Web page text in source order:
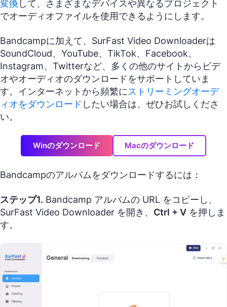
変換 して、さまざまなデバイスや異なるプロジェクト
でオーディオファイルを使用できるようにします。
Bandcampに加えて、SurFast Video Downloaderは
SoundCloud、YouTube、TikTok、Facebook、
Instagram、Twitterなど、多くの他のサイトからビデ
オやオーディオのダウンロードをサポートしていま
す。インターネットから頻繁に ストリーミングオーデ
ィオをダウンロード したい場合は、ぜひお試しくださ
い。
Winのダウンロード Macのダウンロード
Bandcampのアルバムをダウンロードするには：
ステップ1. Bandcamp アルバムの URL をコピーし、
SurFast Video Downloader を開き、 Ctrl + V を押しま
す。